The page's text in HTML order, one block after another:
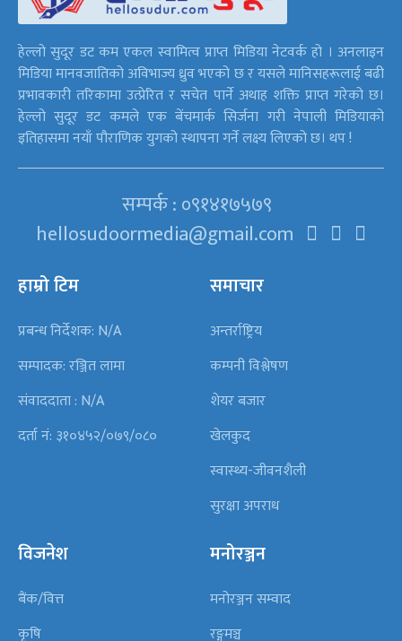
हेल्लो सुदूर डट कम एकल स्वामित्व प्राप्त मिडिया नेटवर्क हो । अनलाइन
मिडिया मानवजातिको अविभाज्य ध्रुव भएको छ र यसले मानिसहरूलाई बढी
प्रभावकारी तरिकामा उत्प्रेरित र सचेत पार्ने अथाह शक्ति प्राप्त गरेको छ।
हेल्लो सुदूर डट कमले एक बेंचमार्क सिर्जना गरी नेपाली मिडियाको
इतिहासमा नयाँ पौराणिक युगको स्थापना गर्ने लक्ष्य लिएको छ। थप !
सम्पर्क : ०९१४१७५७९
hellosudoormedia@gmail.com
हाम्रो टिम
प्रबन्ध निर्देशक: N/A
सम्पादक: रञ्जित लामा
संवाददाता : N/A
दर्ता नं: ३१०४५२/०७९/०८०
समाचार
अन्तर्राष्ट्रिय
कम्पनी विश्लेषण
शेयर बजार
खेलकुद
स्वास्थ्य-जीवनशैली
सुरक्षा अपराध
विजनेश
बैंक/वित्त
कृषि
मनोरञ्जन
मनोरञ्जन सम्वाद
रङ्गमञ्च